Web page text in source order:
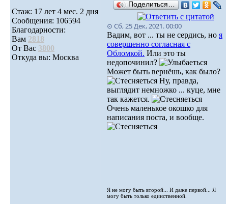
Стаж: 17 лет 4 мес. 2 дня
Сообщения: 106594
Благодарности:
Вам 2818
От Вас 3800
Откуда вы: Москва
Поделиться…
⊙ Сб, 25 Дек, 2021. 00:00
Вадим, вот ... ты не сердись, но я
совершенно согласная с
Обломкой. Или это ты
недопочинил?
Может быть вернёшь, как было?
Ну, правда,
выглядит немножко ... куце, мне
так кажется.
Очень маленькое окошко для
написания поста, и вообще.
Я не могу быть второй... И даже первой... Я
могу быть только единственной.